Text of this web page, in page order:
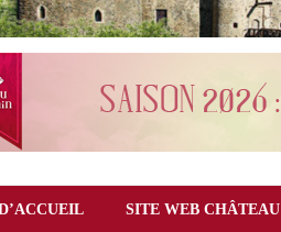
SITE WEB CHÂTEAU